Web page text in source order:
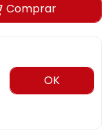
Comprar
OK